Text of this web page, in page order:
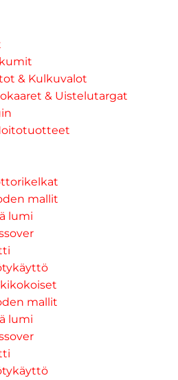
& Kulkuvalot
& Uistelutargat
mallit
lumi
mallit
lumi